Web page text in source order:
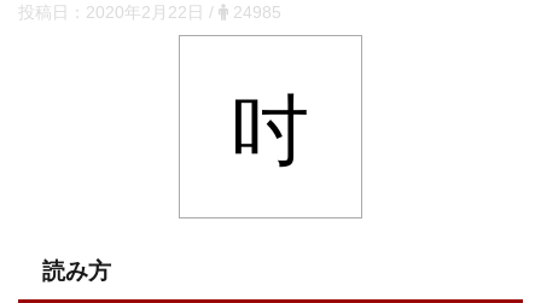
投稿日： 2020年2月22日 / 24985
吋
読み方